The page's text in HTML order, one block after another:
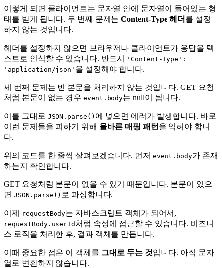
이렇게 되면 클라이언트는 문자열 안에 문자열이 들어있는 형
태를 받게 됩니다. 두 번째 문제는 Content-Type 헤더 를 설정
하지 않는 것입니다.
헤더를 설정하지 않으면 브라우저나 클라이언트가 응답을 텍
스트로 인식할 수 있습니다. 반드시
'Content-Type':
'application/json' 을 설정해야 합니다.
세 번째 문제는 빈 본문을 처리하지 않는 것입니다. GET 요청
처럼 본문이 없는 경우 event.body는 null이 됩니다.
이를 그대로 JSON.parse() 에 넣으면 에러가 발생합니다. 바로
이런 문제들을 피하기 위해 올바른 매핑 패턴 을 익혀야 합니
다.
위의 코드를 한 줄씩 살펴보겠습니다. 먼저 event.body가 존재
하는지 확인합니다.
GET 요청처럼 본문이 없을 수 있기 때문입니다. 본문이 있으
면 JSON.parse() 로 파싱합니다.
이제 requestBody는 자바스크립트 객체가 되어서,
requestBody.userId 처럼 속성에 접근할 수 있습니다. 비즈니
스 로직을 처리한 후, 결과 객체를 만듭니다.
이때 중요한 점은 이 객체를 그대로 두는 것입니다. 아직 문자
열로 변환하지 않습니다.